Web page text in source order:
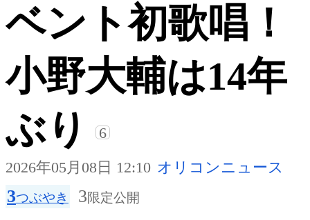
ベント初歌唱！
小野大輔は14年
ぶり
6
2026年05月08日 12:10 オリコンニュース
3つぶやき 3限定公開